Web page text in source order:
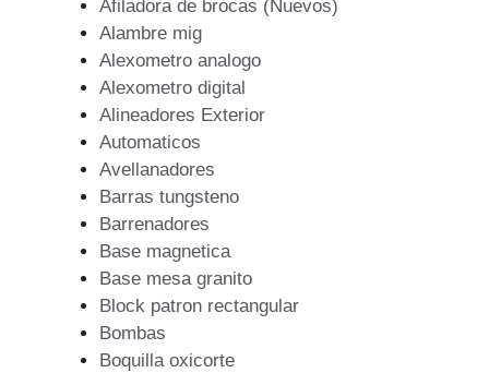
Afiladora de brocas (Nuevos)
Alambre mig
Alexometro analogo
Alexometro digital
Alineadores Exterior
Automaticos
Avellanadores
Barras tungsteno
Barrenadores
Base magnetica
Base mesa granito
Block patron rectangular
Bombas
Boquilla oxicorte